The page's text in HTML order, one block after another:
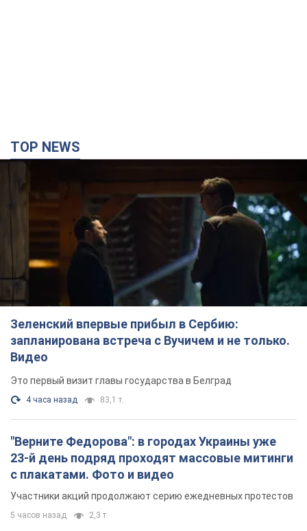
TOP NEWS
Зеленский впервые прибыл в Сербию:
запланирована встреча с Вучичем и не только.
Видео
Это первый визит главы государства в Белград
4 часа назад 83,1 т.
"Верните Федорова": в городах Украины уже
23-й день подряд проходят массовые митинги
с плакатами. Фото и видео
Участники акций продолжают серию ежедневных протестов
5 часов назад 2,3 т.